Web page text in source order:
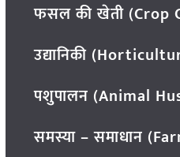
फसल की खेती (Crop
उद्यानिकी
पशुपालन (Animal
समस्या – समाधान